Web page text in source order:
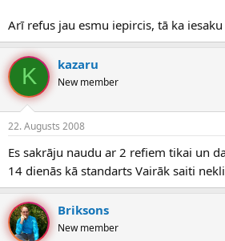
Arī refus jau esmu iepircis, tā ka
K kazaru
New member
22. Augusts 2008
Es sakrāju naudu ar 2 refiem tikai un
14 dienās kā standarts Vairāk saiti
Briksons
New member